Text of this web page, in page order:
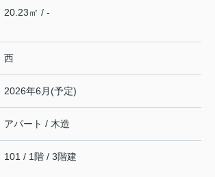
20.23㎡ / -
西
2026年6月(予定)
アパート / 木造
101 / 1階 / 3階建